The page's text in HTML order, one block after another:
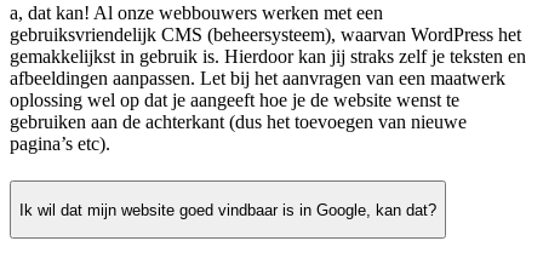
a, dat kan! Al onze webbouwers werken met een
gebruiksvriendelijk CMS (beheersysteem), waarvan WordPress het
gemakkelijkst in gebruik is. Hierdoor kan jij straks zelf je teksten en
afbeeldingen aanpassen. Let bij het aanvragen van een maatwerk
oplossing wel op dat je aangeeft hoe je de website wenst te
gebruiken aan de achterkant (dus het toevoegen van nieuwe
pagina’s etc).
Ik wil dat mijn website goed vindbaar is in Google, kan dat?